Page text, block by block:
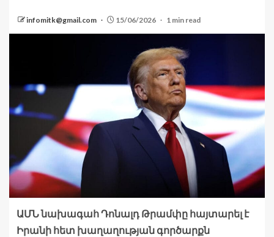
infomitk@gmail.com 15/06/2026 1 min read
ԱՄՆ նախագահ Դոնալդ Թրամփը հայտարել է
Իրանի հետ խաղաղության գործարքն